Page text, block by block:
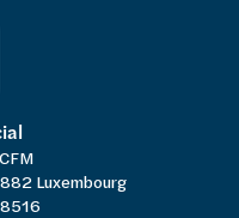
Luxembourg